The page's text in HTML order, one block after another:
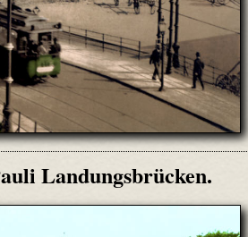
Landungsbrücken.